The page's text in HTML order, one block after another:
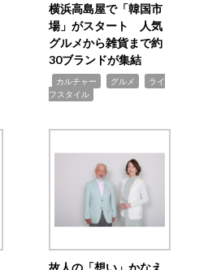
横浜高島屋で「韓国市
場」がスタート 人気
グルメから雑貨まで約
30ブランドが集結
カルチャー グルメ
ライ
フスタイル